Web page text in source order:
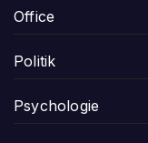
Office
Politik
Psychologie